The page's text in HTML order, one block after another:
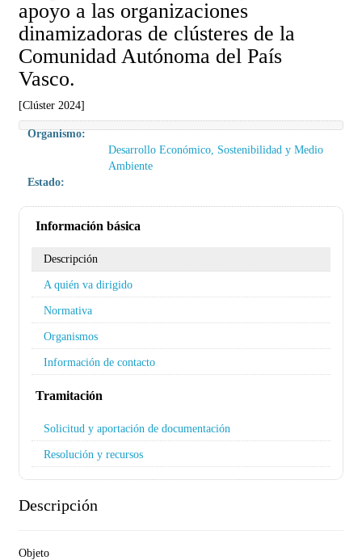
apoyo a las organizaciones
dinamizadoras de clústeres de la
Comunidad Autónoma del País
Vasco.
[Clúster 2024]
Organismo:
Desarrollo Económico, Sostenibilidad y Medio
Ambiente
Estado:
Información básica
Descripción
A quién va dirigido
Normativa
Organismos
Información de contacto
Tramitación
Solicitud y aportación de documentación
Resolución y recursos
Descripción
Objeto